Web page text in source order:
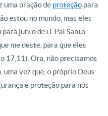
uma oração de proteção para
estou no mundo, mas eles
junto de ti. Pai Santo,
me deste, para que eles
17,11). Ora, não precisamos
vez que, o próprio Deus
e proteção para nós